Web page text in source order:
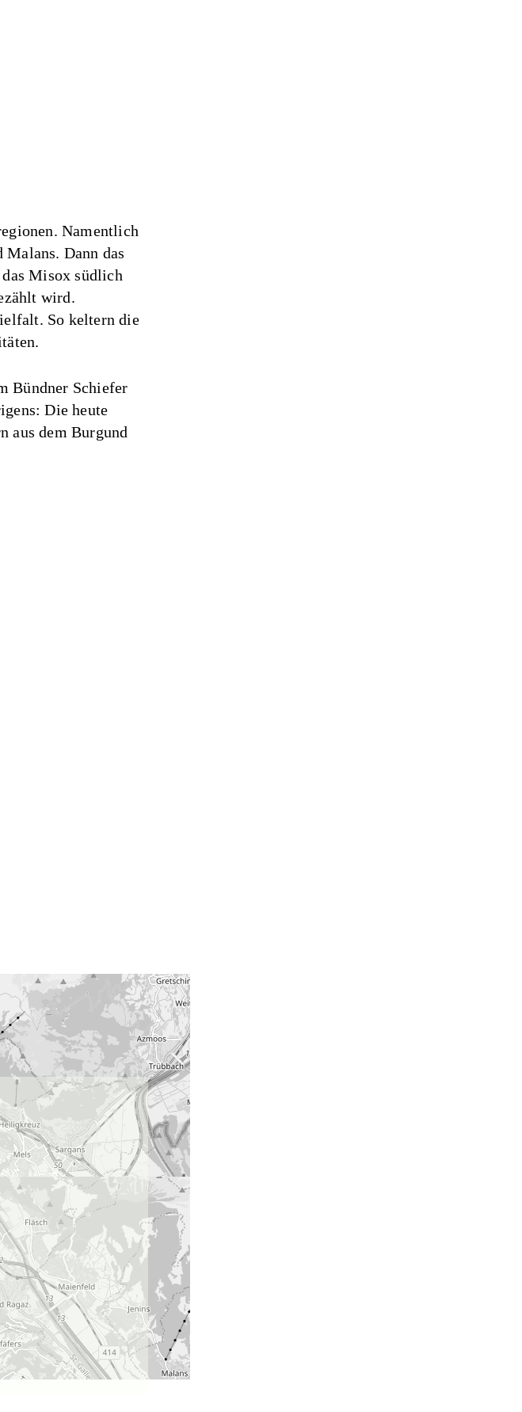
Namentlich
Dann das
Misox südlich
wird.
So keltern die
Bündner Schiefer
Die heute
aus dem Burgund